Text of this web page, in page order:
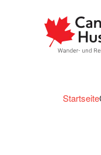
Startseite